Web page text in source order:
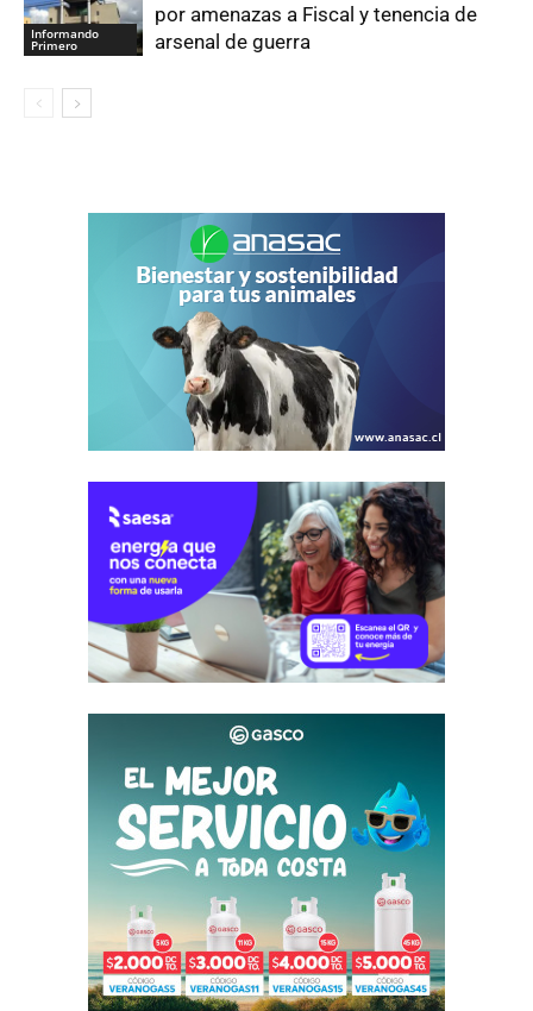
Informando
Primero
por amenazas a Fiscal y tenencia de
arsenal de guerra